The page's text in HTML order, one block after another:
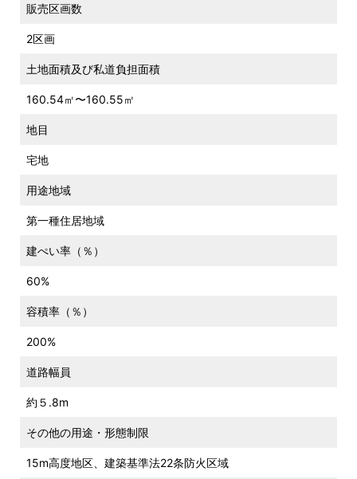
販売区画数
2区画
土地面積及び私道負担面積
160.54㎡〜160.55㎡
地目
宅地
用途地域
第一種住居地域
建ぺい率（％）
60%
容積率（％）
200%
道路幅員
約５.8m
その他の用途・形態制限
15m高度地区、建築基準法22条防火区域